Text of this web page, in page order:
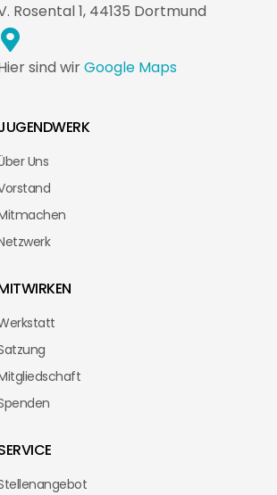
Rosental 1, 44135 Dortmund
sind wirGoogle Maps
Uns